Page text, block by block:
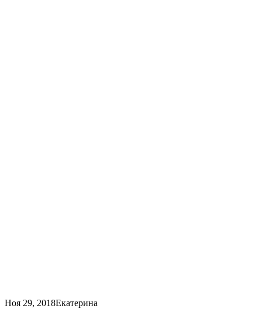
Ноя 29, 2018Екатерина